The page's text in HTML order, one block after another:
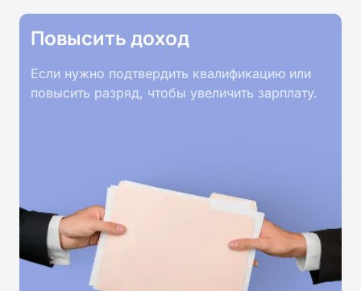
лабораториях, правила работы с опасными
образцами, стандарты пробоподготовки и методы
Повысить доход
Если нужно подтвердить квалификацию или
повысить разряд, чтобы увеличить зарплату.